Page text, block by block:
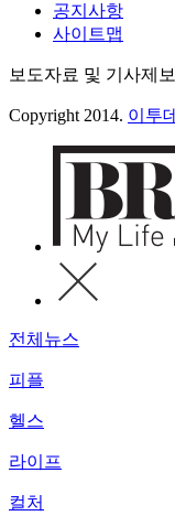
공지사항
사이트맵
보도자료 및 기사제보
Copyright 2014. 이투
전체뉴스
피플
헬스
라이프
컬처